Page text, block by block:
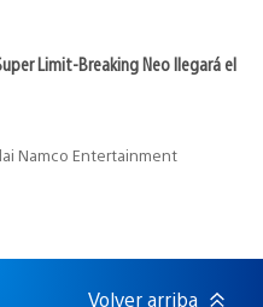
Limit-Breaking Neo llegará el
Namco Entertainment
Volver arriba